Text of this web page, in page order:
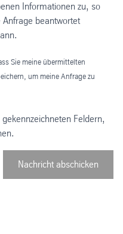
Informationen zu, so
Anfrage beantwortet
Sie meine übermittelten
um meine Anfrage zu
Feldern,
Nachricht abschicken